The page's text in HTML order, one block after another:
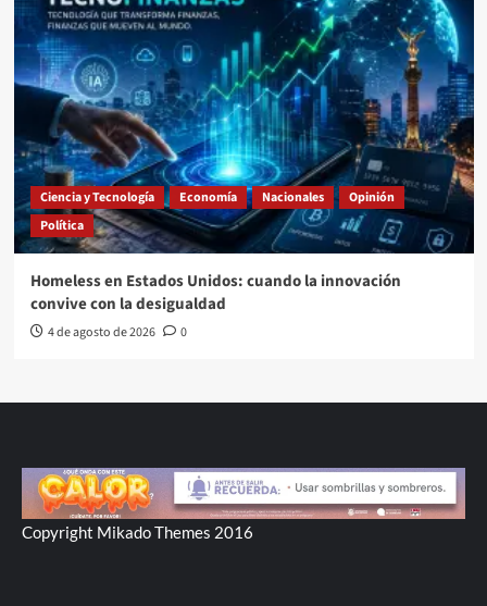
Ciencia y Tecnología Economía Nacionales
Opinión
Política
Homeless en Estados Unidos: cuando la innovación
convive con la desigualdad
4 de agosto de 2026 0
Copyright Mikado Themes 2016